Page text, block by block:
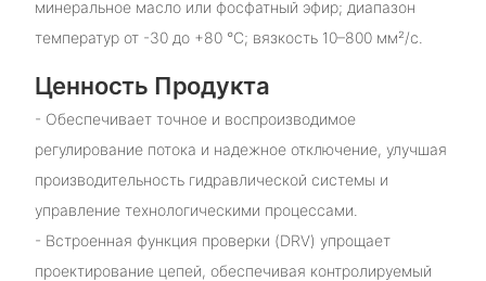
минеральное масло или фосфатный эфир; диапазон
температур от -30 до +80 °C; вязкость 10–800 мм²/с.
Ценность Продукта
- Обеспечивает точное и воспроизводимое
регулирование потока и надежное отключение, улучшая
производительность гидравлической системы и
управление технологическими процессами.
- Встроенная функция проверки (DRV) упрощает
проектирование цепей, обеспечивая контролируемый